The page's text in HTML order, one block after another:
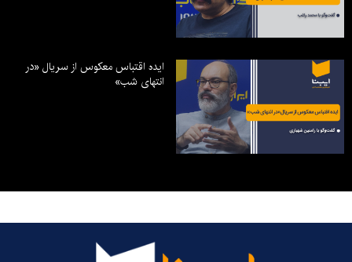
ایده اقتباس معکوس از سریال «در
انتهای شب»